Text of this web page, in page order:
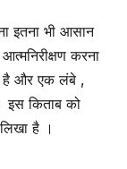
इतना भी आसान
करना
है और एक लंबे ,
किताब को
है ।